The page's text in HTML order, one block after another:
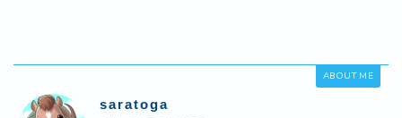
ABOUT ME
saratoga